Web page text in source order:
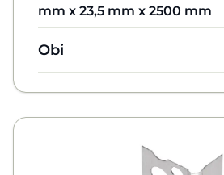
mm x 23,5 mm x 2500 mm
Obi